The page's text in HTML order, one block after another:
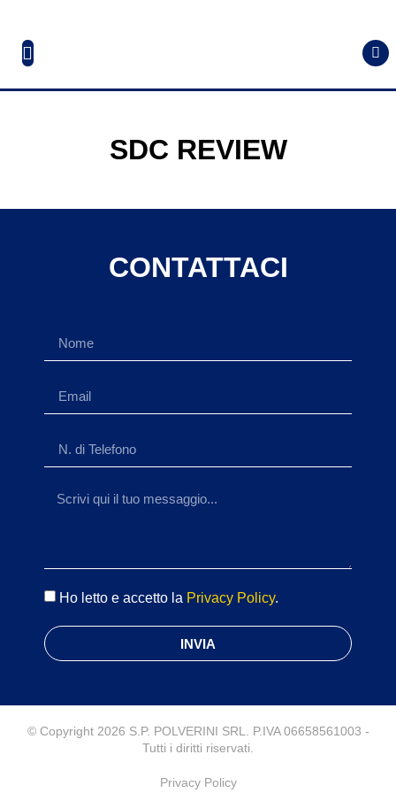
SDC REVIEW
CONTATTACI
Ho letto e accetto la Privacy Policy.
INVIA
© Copyright 2026 S.P. POLVERINI SRL. P.IVA 06658561003 -
Tutti i diritti riservati.
Privacy Policy